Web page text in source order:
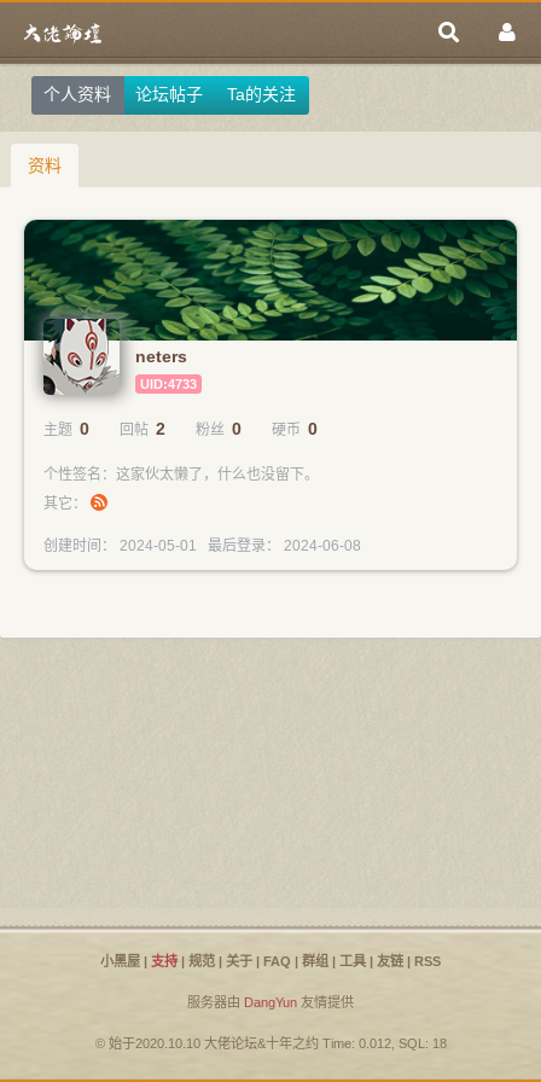
个人资料 论坛帖子 Ta的关注
资料
neters
UID:4733
主题 0 回帖 2 粉丝 0 硬币 0
个性签名：这家伙太懒了，什么也没留下。
其它：
创建时间： 2024-05-01 最后登录： 2024-06-08
小黑屋 | 支持 | 规范 | 关于 | FAQ | 群组 | 工具 | 友链 | RSS
服务器由 DangYun 友情提供
© 始于2020.10.10 大佬论坛&十年之约Time: 0.012, SQL: 18